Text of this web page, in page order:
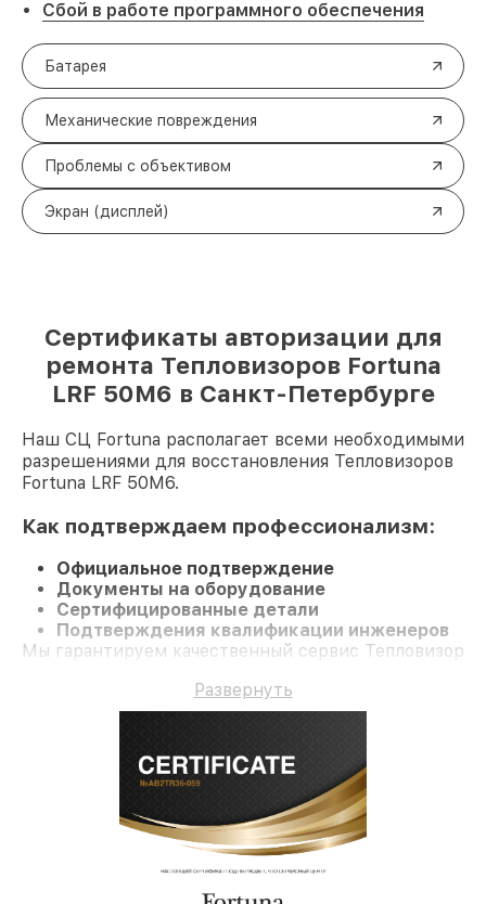
Сбой в работе программного обеспечения
Батарея
Механические повреждения
Проблемы с объективом
Экран (дисплей)
Сертификаты авторизации для
ремонта Тепловизоров Fortuna
LRF 50M6 в Санкт-Петербурге
Наш СЦ Fortuna располагает всеми необходимыми
разрешениями для восстановления Тепловизоров
Fortuna LRF 50M6.
Как подтверждаем профессионализм:
Официальное подтверждение
Документы на оборудование
Сертифицированные детали
Подтверждения квалификации инженеров
Мы гарантируем качественный сервис Тепловизор
Развернуть